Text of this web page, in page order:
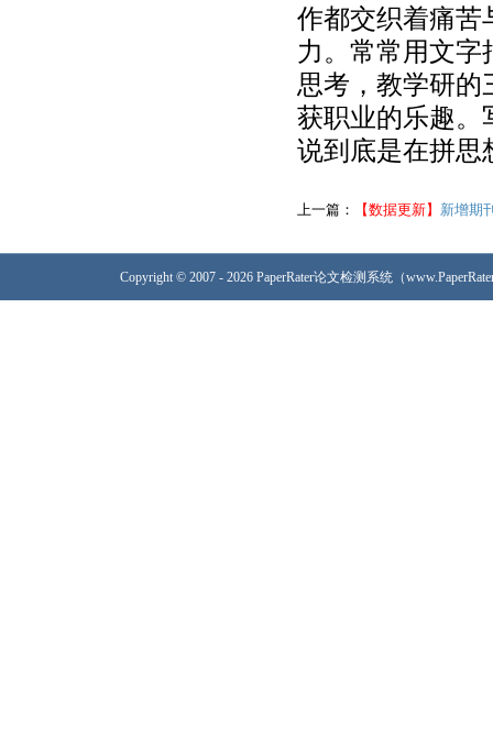
作都交织着痛苦
力。常常用文
思考，教学研的
获职业的乐趣。
说到底是在拼思
上一篇： 【数据更新】 新增期
Copyright © 2007 - 2026 PaperRater论文检测系统（